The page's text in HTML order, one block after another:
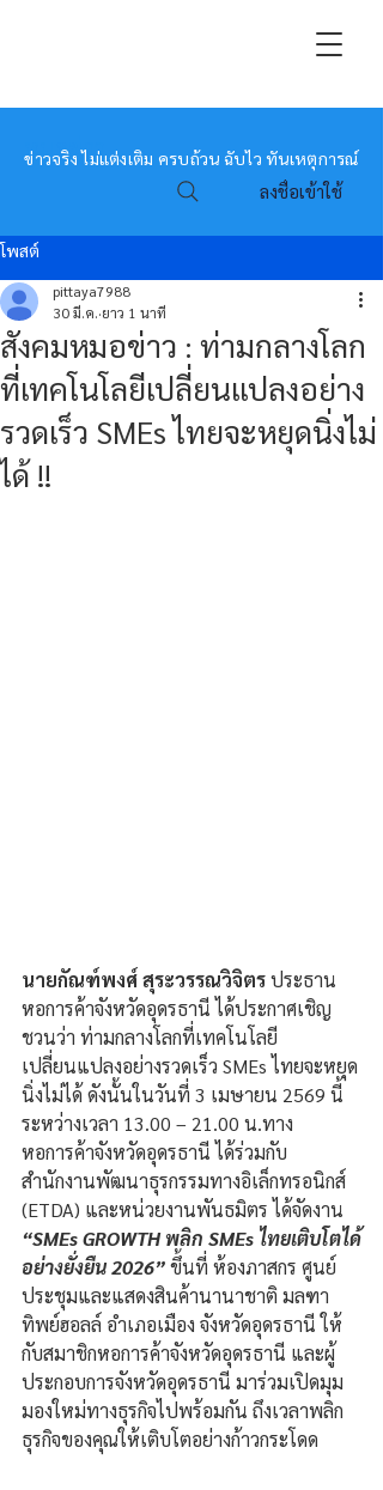
หมอข่าว
ข่าวจริง ไม่แต่งเติม ครบถ้วน ฉับไว ทันเหตุการณ์
ลงชื่อเข้าใช้
โพสต์
สังคมหมอข่าว : ท่ามกลางโลก
ที่เทคโนโลยีเปลี่ยนแปลงอย่าง
รวดเร็ว SMEs ไทยจะหยุดนิ่งไม่
ได้ !!
pittaya7988
30 มี.ค. ยาว 1 นาที
นายกัณฑ์พงศ์ สุระวรรณวิจิตร ประธาน
หอการค้าจังหวัดอุดรธานี ได้ประกาศเชิญ
ชวนว่า ท่ามกลางโลกที่เทคโนโลยี
เปลี่ยนแปลงอย่างรวดเร็ว SMEs ไทยจะหยุด
นิ่งไม่ได้ ดังนั้นในวันที่ 3 เมษายน 2569 นี้
ระหว่างเวลา 13.00 – 21.00 น.ทาง
หอการค้าจังหวัดอุดรธานี ได้ร่วมกับ
สำนักงานพัฒนาธุรกรรมทางอิเล็กทรอนิกส์
(ETDA) และหน่วยงานพันธมิตร ได้จัดงาน
“SMEs GROWTH พลิก SMEs ไทยเติบโตได้
อย่างยั่งยืน 2026” ขึ้นที่ ห้องภาสกร ศูนย์
ประชุมและแสดงสินค้านานาชาติ มลฑา
ทิพย์ฮอลล์ อำเภอเมือง จังหวัดอุดรธานี ให้
กับสมาชิกหอการค้าจังหวัดอุดรธานี และผู้
ประกอบการจังหวัดอุดรธานี มาร่วมเปิดมุม
มองใหม่ทางธุรกิจไปพร้อมกัน ถึงเวลาพลิก
ธุรกิจของคุณให้เติบโตอย่างก้าวกระโดด